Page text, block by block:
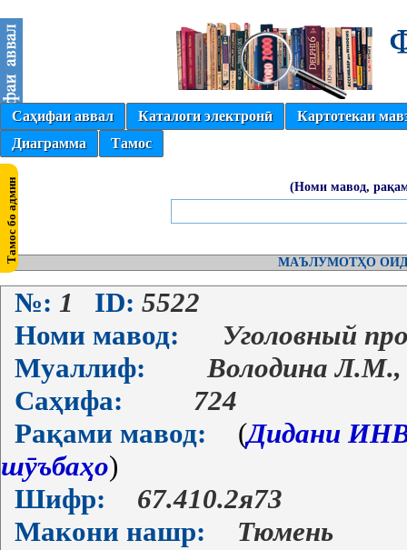
Саҳифаи аввал Каталоги электронӣ
Картотекаи
Диаграмма
Тамос
(Номи мавод,
МАЪЛУМОТҲО
№: 1 ID: 5522
Номи мавод:
Уголовный
Муаллиф:
Володина
Саҳифа:
724
Рақами мавод:
(Дидани
шӯъбаҳо)
Шифр:
67.410.2я73
Макони нашр:
Тюмень